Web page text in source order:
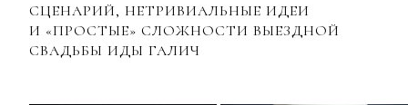
СЦЕНАРИЙ, НЕТРИВИАЛЬНЫЕ ИДЕИ
И «ПРОСТЫЕ» СЛОЖНОСТИ ВЫЕЗДНОЙ
СВАДЬБЫ ИДЫ ГАЛИЧ